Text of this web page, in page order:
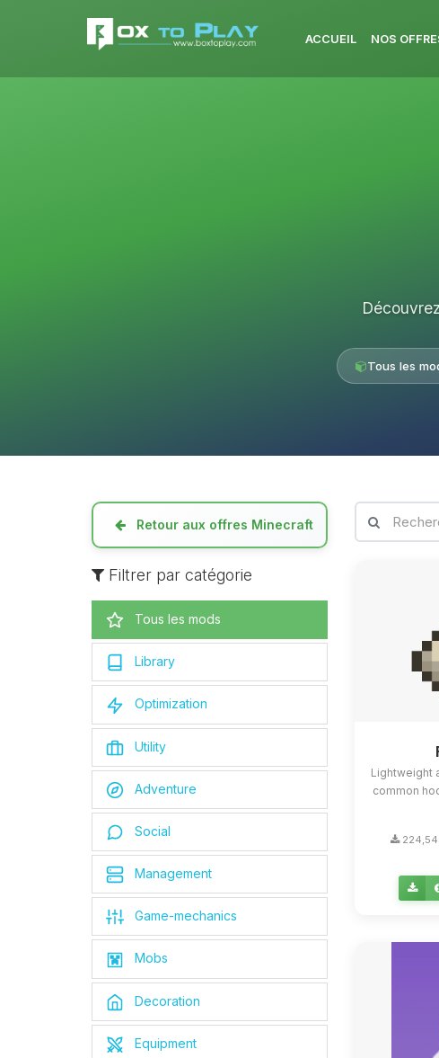
ACCUEIL NOS
Tous les
Retour aux offres Minecraft
Filtrer par catégorie
Tous les mods
Library
Optimization
Utility
Adventure
Social
Management
Game-mechanics
Mobs
Decoration
Equipment
Lightweight
common